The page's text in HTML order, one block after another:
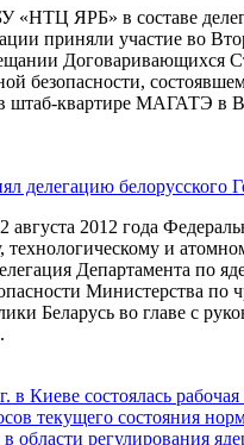
«НТЦ ЯРБ» в составе
приняли участие во
Договаривающихся
безопасности,
в штаб-квартире МАГАТЭ в
делегацию белорусского
августа 2012 года
технологическому и
Департамента по
Министерства по
Беларусь во главе с
в Киеве состоялась рабочая
текущего состояния
области регулирования